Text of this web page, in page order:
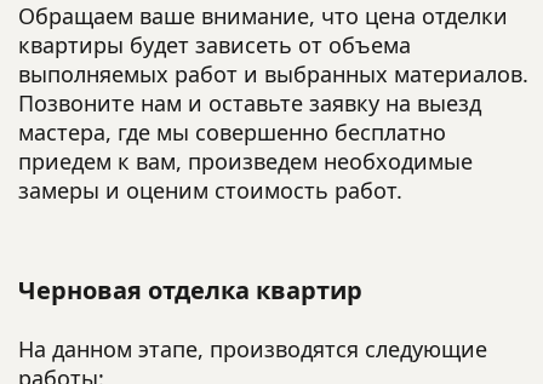
Обращаем ваше внимание, что цена отделки
квартиры будет зависеть от объема
выполняемых работ и выбранных материалов.
Позвоните нам и оставьте заявку на выезд
мастера, где мы совершенно бесплатно
приедем к вам, произведем необходимые
замеры и оценим стоимость работ.
Черновая отделка квартир
На данном этапе, производятся следующие